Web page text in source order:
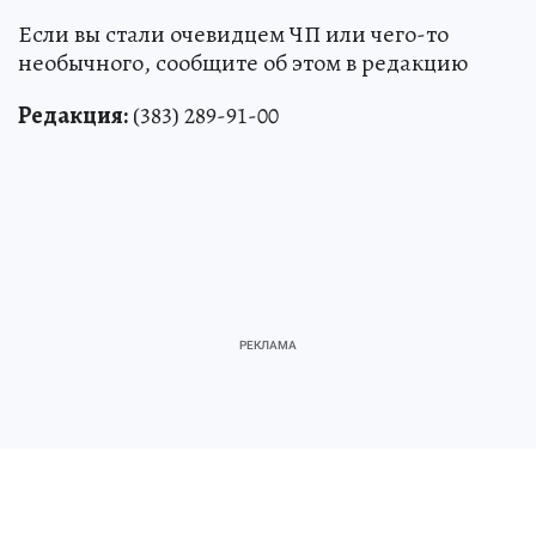
Если вы стали очевидцем ЧП или чего-то
необычного, сообщите об этом в редакцию
Редакция:(383) 289-91-00